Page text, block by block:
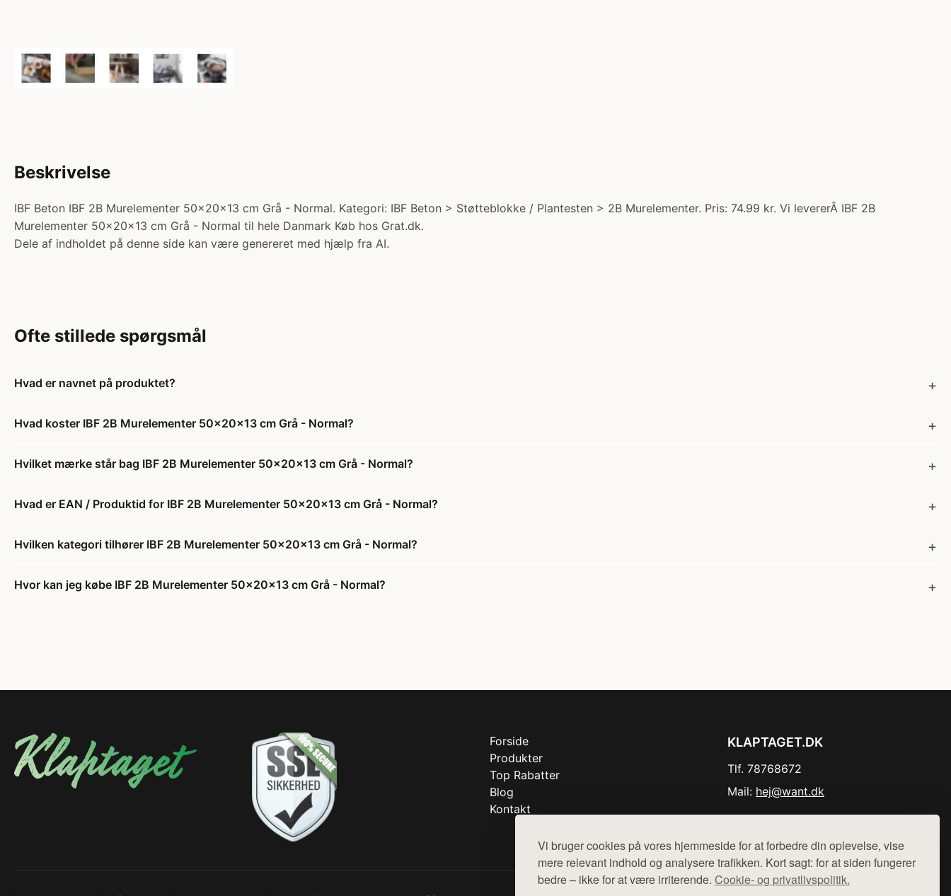
Vi bruger cookies på vores hjemmeside for at forbedre din oplevelse, vise
mere relevant indhold og analysere trafikken. Kort sagt: for at siden fungerer
bedre – ikke for at være irriterende. Cookie- og privatlivspolitik.
Beskrivelse
IBF Beton IBF 2B Murelementer 50x20x13 cm Grå - Normal. Kategori: IBF Beton > Støtteblokke / Plantesten > 2B Murelementer. Pris: 74.99 kr. Vi levererÂ IBF 2B
Murelementer 50x20x13 cm Grå - Normal til hele Danmark Køb hos Grat.dk.
Dele af indholdet på denne side kan være genereret med hjælp fra AI.
Ofte stillede spørgsmål
Hvad er navnet på produktet?
Hvad koster IBF 2B Murelementer 50x20x13 cm Grå - Normal?
Hvilket mærke står bag IBF 2B Murelementer 50x20x13 cm Grå - Normal?
Hvad er EAN / Produktid for IBF 2B Murelementer 50x20x13 cm Grå - Normal?
Hvilken kategori tilhører IBF 2B Murelementer 50x20x13 cm Grå - Normal?
Hvor kan jeg købe IBF 2B Murelementer 50x20x13 cm Grå - Normal?
Forside
Produkter
Top Rabatter
Blog
Kontakt
KLAPTAGET.DK
Tlf. 78768672
Mail: hej@want.dk